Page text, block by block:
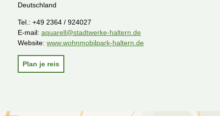
Deutschland
Tel.: +49 2364 / 924027
E-mail: aquarell@stadtwerke-haltern.de
Website: www.wohnmobilpark-haltern.de
Plan je reis